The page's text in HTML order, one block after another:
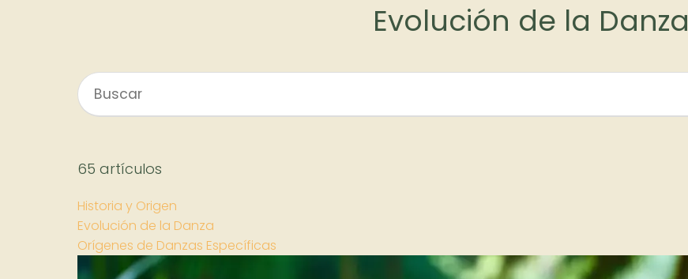
Evolución de la Danza
65 artículos
Historia y Origen
Evolución de la Danza
Orígenes de Danzas Específicas